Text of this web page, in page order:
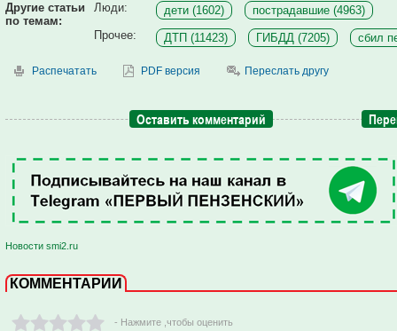
Другие статьи
по темам:
Люди: дети (1602)
пострадавшие (4963)
Прочее:
ДТП (11423) ГИБДД (7205) сбил
Распечатать PDF версия Переслать другу
Оставить комментарий
Новости smi2.ru
КОММЕНТАРИИ
- Нажмите ,чтобы оценить